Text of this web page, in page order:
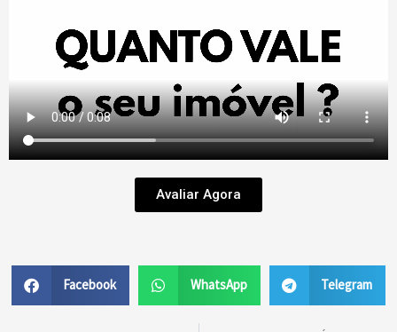
Avaliar Agora
Facebook WhatsApp Telegram